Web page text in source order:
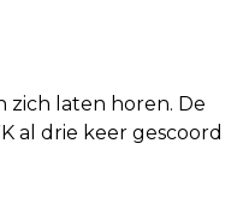
zich laten horen. De
al drie keer gescoord